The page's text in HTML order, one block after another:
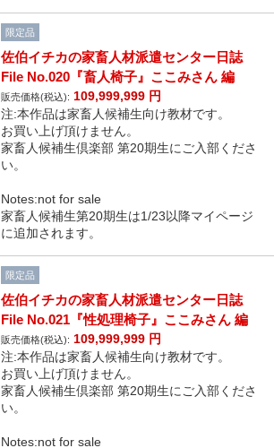
限定品
佐伯イチカの家畜人材派遣センター日誌
File No.020『畜人椅子』ここみさん 編
販売価格(税込): 109,999,999 円
注:本作品は家畜人候補生向け教材です。
お買い上げ頂けません。
家畜人候補生倶楽部 第20期生にご入部くださ
い。
Notes:not for sale
家畜人候補生第20期生は1/23以降マイページ
に追加されます。
限定品
佐伯イチカの家畜人材派遣センター日誌
File No.021『性処理椅子』ここみさん 編
販売価格(税込): 109,999,999 円
注:本作品は家畜人候補生向け教材です。
お買い上げ頂けません。
家畜人候補生倶楽部 第20期生にご入部くださ
い。
Notes:not for sale